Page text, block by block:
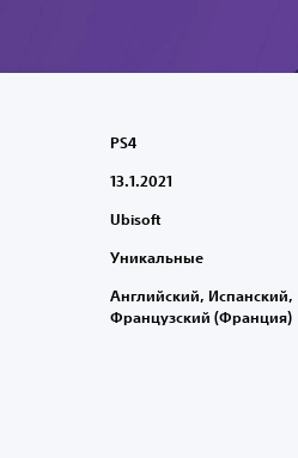
PS4
13.1.2021
Ubisoft
Уникальные
Английский, Испанский,
Французский (Франция)